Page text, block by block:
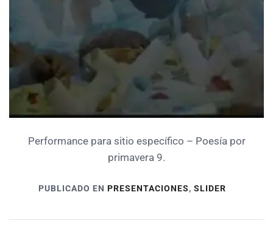
Performance para sitio específico – Poesía por
primavera 9.
PUBLICADO EN PRESENTACIONES, SLIDER